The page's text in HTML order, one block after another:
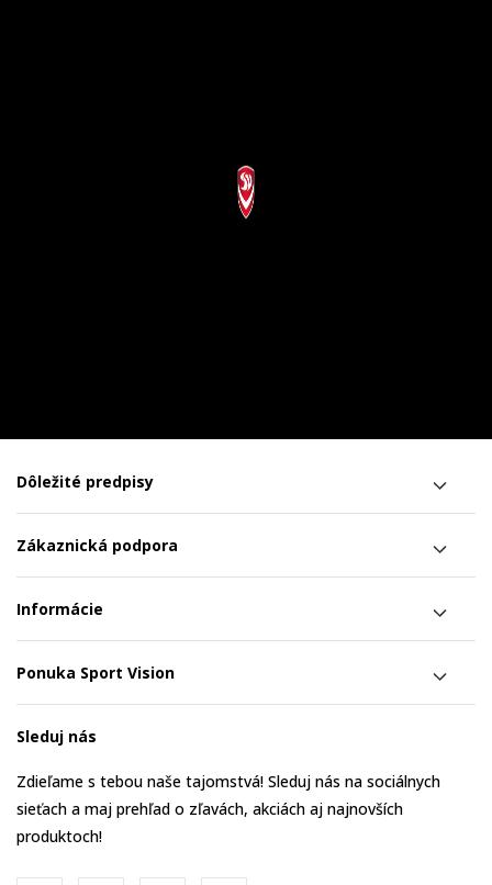
Dôležité predpisy
Zákaznická podpora
Informácie
Ponuka Sport Vision
Sleduj nás
Zdieľame s tebou naše tajomstvá! Sleduj nás na sociálnych
sieťach a maj prehľad o zľavách, akciách aj najnovších
produktoch!